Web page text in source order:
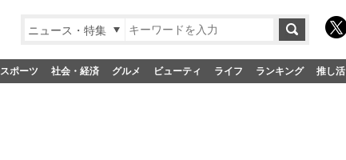
ニュース・特集
スポーツ 社会・経済 グルメ ビューティ ライフ ランキング 推し活